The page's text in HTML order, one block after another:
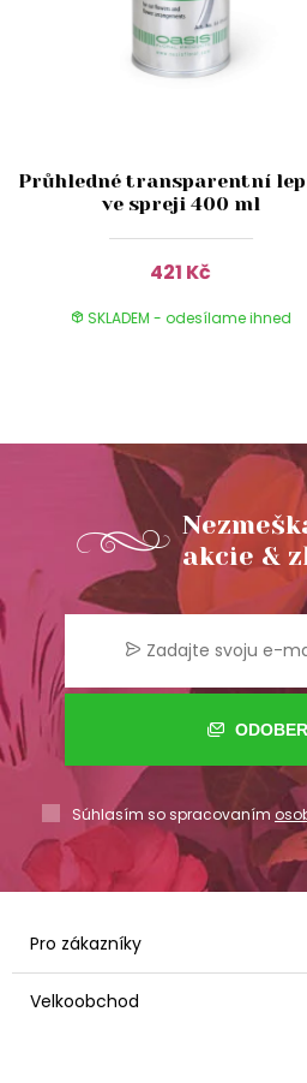
Průhledné transparentní
ve spreji 400 ml
421 Kč
SKLADEM - odesílame ihned
akcie &
Súhlasím so spracovaním
Pro zákazníky
Velkoobchod